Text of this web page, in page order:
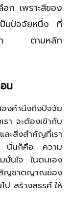
ก เพราะสีของ
นปัจจัยหนึ่ง ที่
ด้อีก ตามหลัก
น
งคำนึงถึงปัจจัย
า จะต้องเข้ากับ
ะสิ่งสำคัญที่เรา
นั่นก็คือ ความ
นใจ ในตนเอง
สัญชาตญาณของ
ป สร้างสรรค์ ให้